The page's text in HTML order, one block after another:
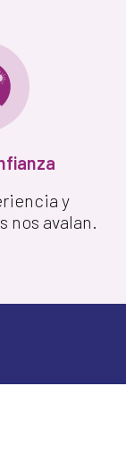
y
nos avalan.